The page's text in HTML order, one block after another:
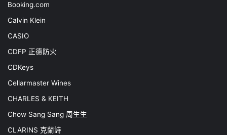
Booking.com
Calvin Klein
CASIO
CDFP 正德防火
CDKeys
Cellarmaster Wines
CHARLES & KEITH
Chow Sang Sang 周生生
CLARINS 克蘭詩